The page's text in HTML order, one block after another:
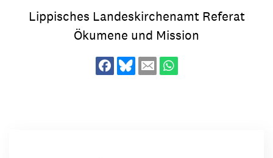
Lippisches Landeskirchenamt Referat
Ökumene und Mission